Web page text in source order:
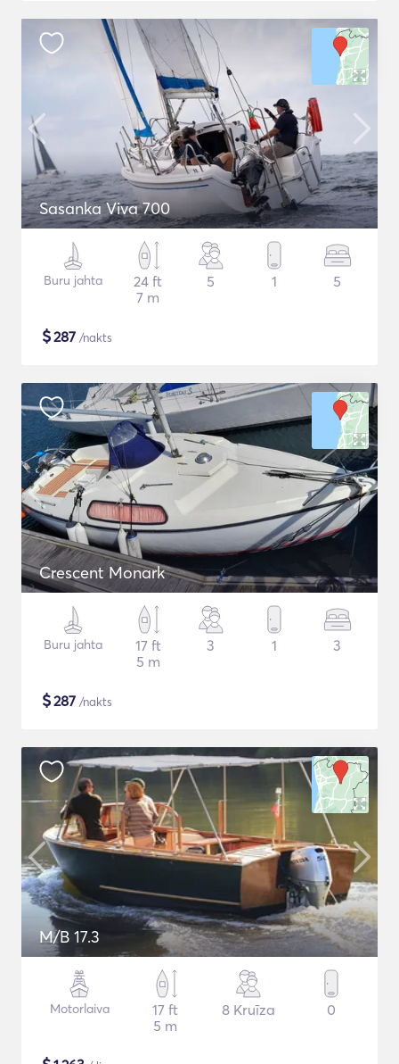
Sasanka Viva 700
Buru jahta
24 ft
7 m
5 1 5
$287 /nakts
Crescent Monark
Buru jahta
17 ft
5 m
3 1 3
$287 /nakts
M/B 17.3
Motorlaiva
17 ft
5 m
8 Kruīza 0